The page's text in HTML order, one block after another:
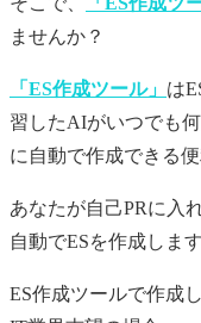
ませんか？
「ES作成ツール」 は
習したAIがいつでも
に自動で作成できる
あなたが自己PRに入
自動でESを作成します
ES作成ツールで作成